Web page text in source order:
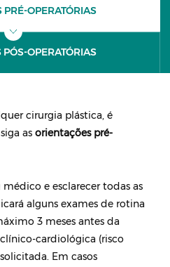
PRÉ-OPERATÓRIAS
OPERATÓRIAS
cirurgia plástica, é
as orientações pré-
e esclarecer todas as
alguns exames de rotina
3 meses antes da
cardiológica (risco
Em casos